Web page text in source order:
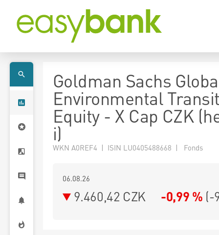
Goldman Sachs
Environmental
Equity - X Cap CZK
i)
WKN A0REF4 | ISIN LU0405488668 | Fonds
06.08.26
9.460,42 CZK -0,99 % (-